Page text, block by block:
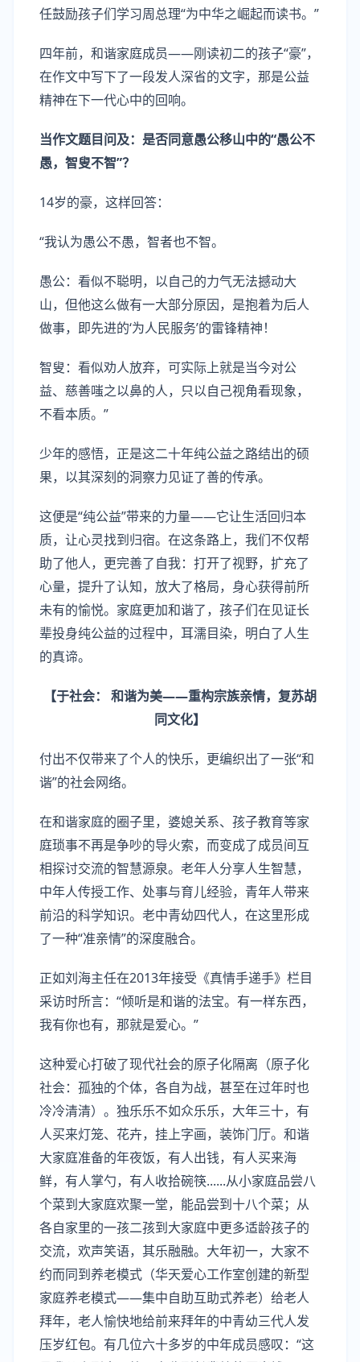
任鼓励孩子们学习周总理“为中华之崛起而读书。”
四年前，和谐家庭成员——刚读初二的孩子“豪”，
在作文中写下了一段发人深省的文字，那是公益
精神在下一代心中的回响。
当作文题目问及： 是否同意愚公移山中的“愚公不
愚，智叟不智”？
14岁的豪，这样回答：
“我认为愚公不愚，智者也不智。
愚公：看似不聪明，以自己的力气无法撼动大
山，但他这么做有一大部分原因，是抱着为后人
做事，即先进的‘为人民服务’的雷锋精神！
智叟：看似劝人放弃，可实际上就是当今对公
益、慈善嗤之以鼻的人，只以自己视角看现象，
不看本质。”
少年的感悟，正是这二十年纯公益之路结出的硕
果，以其深刻的洞察力见证了善的传承。
这便是“纯公益”带来的力量——它让生活回归本
质，让心灵找到归宿。在这条路上，我们不仅帮
助了他人，更完善了自我：打开了视野，扩充了
心量，提升了认知，放大了格局，身心获得前所
未有的愉悦。家庭更加和谐了，孩子们在见证长
辈投身纯公益的过程中，耳濡目染，明白了人生
的真谛。
【于社会： 和谐为美——重构宗族亲情，复苏胡
同文化】
付出不仅带来了个人的快乐，更编织出了一张“和
谐”的社会网络。
在和谐家庭的圈子里，婆媳关系、孩子教育等家
庭琐事不再是争吵的导火索，而变成了成员间互
相探讨交流的智慧源泉。老年人分享人生智慧，
中年人传授工作、处事与育儿经验，青年人带来
前沿的科学知识。老中青幼四代人，在这里形成
了一种“准亲情”的深度融合。
正如刘海主任在2013年接受《真情手递手》栏目
采访时所言：“倾听是和谐的法宝。有一样东西，
我有你也有，那就是爱心。”
这种爱心打破了现代社会的原子化隔离（原子化
社会：孤独的个体，各自为战，甚至在过年时也
冷冷清清）。独乐乐不如众乐乐，大年三十，有
人买来灯笼、花卉，挂上字画，装饰门厅。和谐
大家庭准备的年夜饭，有人出钱，有人买来海
鲜，有人掌勺，有人收拾碗筷......从小家庭品尝八
个菜到大家庭欢聚一堂，能品尝到十八个菜；从
各自家里的一孩二孩到大家庭中更多适龄孩子的
交流，欢声笑语，其乐融融。大年初一，大家不
约而同到养老模式（华天爱心工作室创建的新型
家庭养老模式——集中自助互助式养老）给老人
拜年，老人愉快地给前来拜年的中青幼三代人发
压岁红包。有几位六十多岁的中年成员感叹：“这